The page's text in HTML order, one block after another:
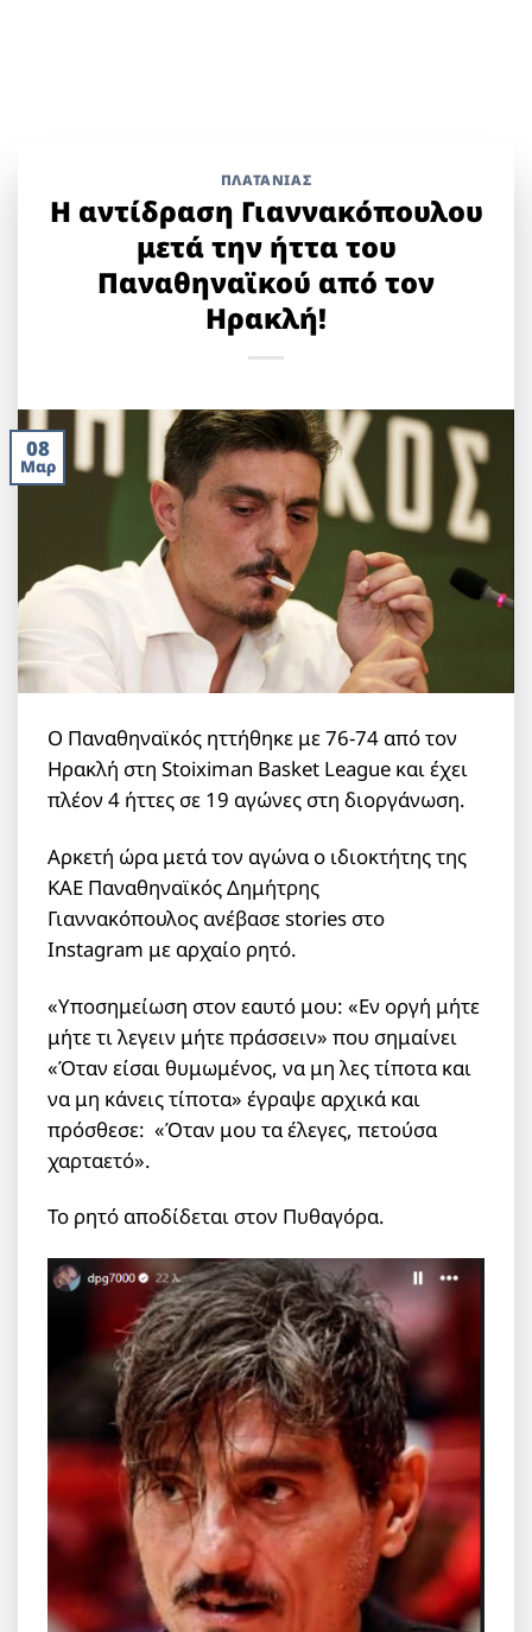
ΠΛΑΤΑΝΙΑΣ
Η αντίδραση Γιαννακόπουλου
μετά την ήττα του
Παναθηναϊκού από τον
Ηρακλή!
08
Μαρ
Ο Παναθηναϊκός ηττήθηκε με 76-74 από τον
Ηρακλή στη Stoiximan Basket League και έχει
πλέον 4 ήττες σε 19 αγώνες στη διοργάνωση.
Αρκετή ώρα μετά τον αγώνα ο ιδιοκτήτης της
ΚΑΕ Παναθηναϊκός Δημήτρης
Γιαννακόπουλος ανέβασε stories στο
Instagram με αρχαίο ρητό.
«Υποσημείωση στον εαυτό μου: «Εν οργή μήτε
μήτε τι λεγειν μήτε πράσσειν» που σημαίνει
«Όταν είσαι θυμωμένος, να μη λες τίποτα και
να μη κάνεις τίποτα» έγραψε αρχικά και
πρόσθεσε: «Όταν μου τα έλεγες, πετούσα
χαρταετό».
Το ρητό αποδίδεται στον Πυθαγόρα.